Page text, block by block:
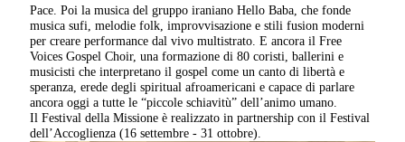
Pace. Poi la musica del gruppo iraniano Hello Baba, che fonde
musica sufi, melodie folk, improvvisazione e stili fusion moderni
per creare performance dal vivo multistrato. E ancora il Free
Voices Gospel Choir, una formazione di 80 coristi, ballerini e
musicisti che interpretano il gospel come un canto di libertà e
speranza, erede degli spiritual afroamericani e capace di parlare
ancora oggi a tutte le “piccole schiavitù” dell’animo umano.
Il Festival della Missione è realizzato in partnership con il Festival
dell’Accoglienza (16 settembre - 31 ottobre).